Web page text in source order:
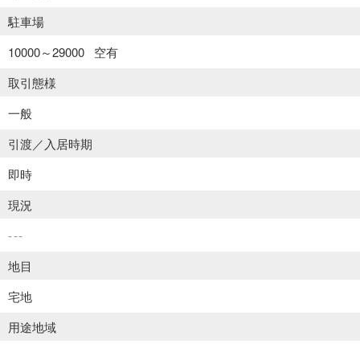
駐車場
10000～29000
空有
取引態様
一般
引渡／入居時期
即時
現況
---
地目
宅地
用途地域